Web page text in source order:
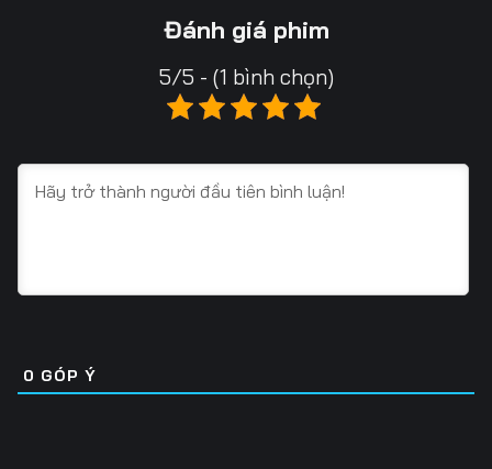
Tập 25
Tập 30 Tập 31
Tập 36 Tập 37 Tập 38
Tập 42 Tập 43 Tập 44
Đánh giá phim
5/5 - (1 bình chọn)
0 GÓP Ý